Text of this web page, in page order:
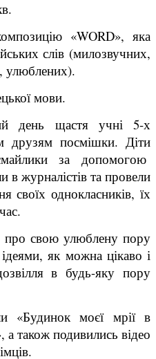
«WORD», яка
слів (милозвучних,
улюблених).
мови.
день щастя учні 5-х
друзям посмішки. Діти
за допомогою
в журналістів та провели
своїх однокласників, їх
про свою улюблену пору
як можна цікаво і
в будь-яку пору
«Будинок моєї мрії в
а також подивились відео